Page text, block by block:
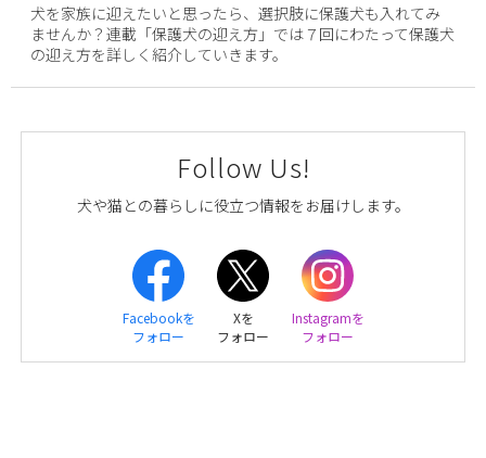
犬を家族に迎えたいと思ったら、選択肢に保護犬も入れてみ
ませんか？連載「保護犬の迎え方」では７回にわたって保護犬
の迎え方を詳しく紹介していきます。
Follow Us!
犬や猫との暮らしに役立つ情報をお届けします。
Facebookを
フォロー
Xを
フォロー
Instagramを
フォロー